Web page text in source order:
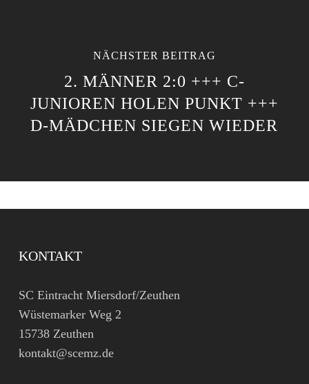
NÄCHSTER BEITRAG
2. MÄNNER 2:0 +++ C-
JUNIOREN HOLEN PUNKT +++
D-MÄDCHEN SIEGEN WIEDER
KONTAKT
SC Eintracht Miersdorf/Zeuthen
Wüstemarker Weg 2
15738 Zeuthen
kontakt@scemz.de